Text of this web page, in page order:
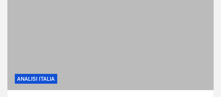
ANALISI ITALIA